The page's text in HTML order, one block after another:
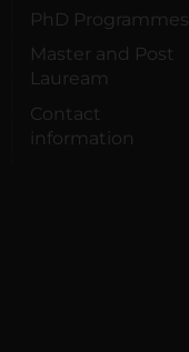
PhD Programmes
Master and Post
Lauream
Contact
information